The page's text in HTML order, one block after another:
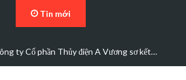
Tin mới
ty Cổ phần Thủy điện A Vương sơ kết…